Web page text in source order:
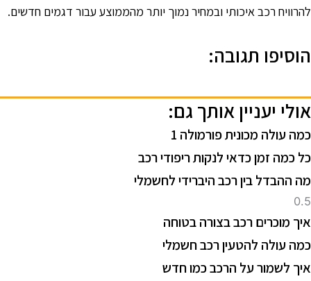
רכב איכותי ובמחיר נמוך יותר מהממוצע עבור דגמים חדשים.
תגובה:
יעניין אותך גם:
עולה מכונית פורמולה 1
כמה זמן כדאי לנקות ריפודי רכב
ההבדל בין רכב היברידי לחשמלי
מוכרים רכב בצורה בטוחה
עולה להטעין רכב חשמלי
לשמור על הרכב כמו חדש